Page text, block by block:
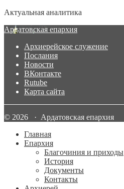
Актуальная аналитика
Ардатовская епархия
Архиерейское служение
Послания
Новости
ВКонтакте
Rutube
Карта сайта
© 2026 · Ардатовская епархия
Главная
Епархия
Благочиния и приходы
История
Документы
Контакты